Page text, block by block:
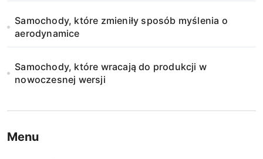
Samochody, które zmieniły sposób myślenia o
aerodynamice
Samochody, które wracają do produkcji w
nowoczesnej wersji
Menu